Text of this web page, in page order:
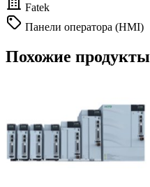
Fatek
Панели оператора (HMI)
Похожие продукты